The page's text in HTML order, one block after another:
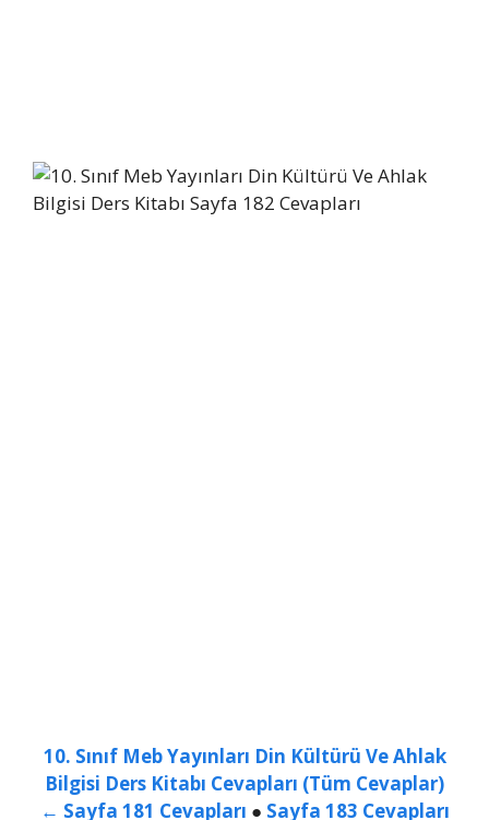
10. Sınıf Meb Yayınları Din Kültürü Ve Ahlak
Bilgisi Ders Kitabı Cevapları (Tüm Cevaplar)
← Sayfa 181 Cevapları ● Sayfa 183 Cevapları